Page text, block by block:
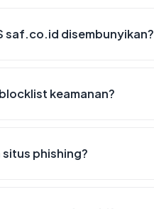
saf.co.id disembunyikan?
keamanan?
phishing?